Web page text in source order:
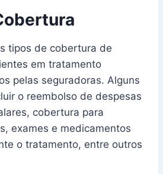
tipos de cobertura de
em tratamento
pelas seguradoras. Alguns
o reembolso de despesas
cobertura para
exames e medicamentos
o tratamento, entre outros